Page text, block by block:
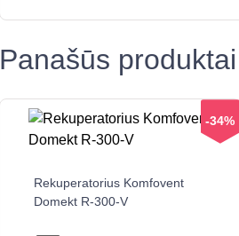
Panašūs produktai
-34%
Rekuperatorius Komfovent
Domekt R-300-V